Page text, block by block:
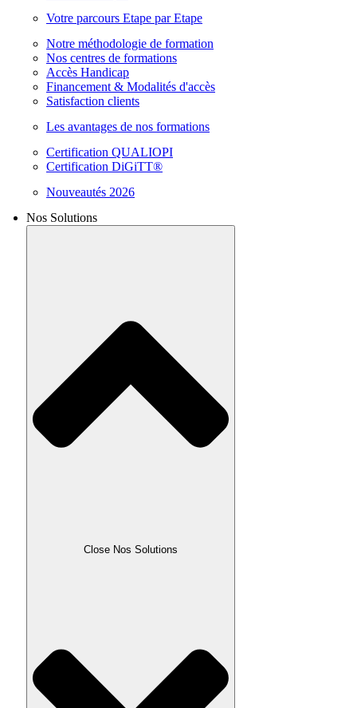
Votre parcours Etape par Etape
Notre méthodologie de formation
Nos centres de formations
Accès Handicap
Financement & Modalités d'accès
Satisfaction clients
Les avantages de nos formations
Certification QUALIOPI
Certification DiGiTT®
Nouveautés 2026
Nos Solutions
Close Nos Solutions